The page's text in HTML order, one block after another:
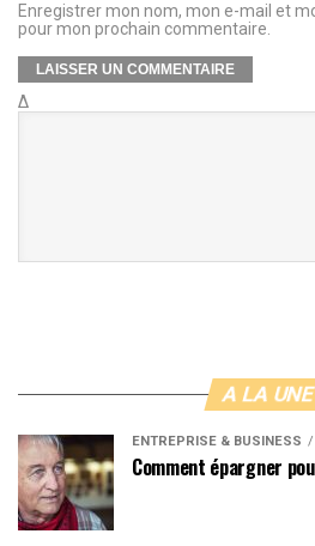
Enregistrer mon nom, mon e-mail et
pour mon prochain commentaire.
Δ
A LA UNE
ENTREPRISE & BUSINESS
Comment épargner